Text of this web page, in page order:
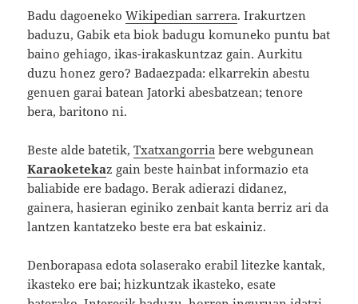
Badu dagoenekoWikipedian sarrera. Irakurtzen
baduzu, Gabik eta biok badugu komuneko puntu bat
baino gehiago, ikas-irakaskuntzaz gain. Aurkitu
duzu honez gero? Badaezpada: elkarrekin abestu
genuen garai batean Jatorki abesbatzean; tenore
bera, baritono ni.
Beste alde batetik,Txatxangorria bere webgunean
Karaoketekaz gain beste hainbat informazio eta
baliabide ere badago. Berak adierazi didanez,
gainera, hasieran eginiko zenbait kanta berriz ari da
lantzen kantatzeko beste era bat eskainiz.
Denborapasa edota solaserako erabil litezke kantak,
ikasteko ere bai; hizkuntzak ikasteko, esate